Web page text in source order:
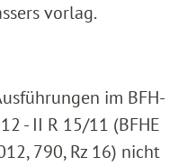
vorlag.
im BFH-
- II R 15/11 (BFHE
790, Rz 16) nicht